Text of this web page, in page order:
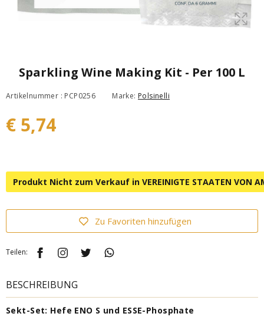
Sparkling Wine Making Kit - Per 100 L
Artikelnummer : PCP0256 Marke: Polsinelli
€ 5,74
Produkt Nicht zum Verkauf in VEREINIGTE STAATEN VON
Zu Favoriten hinzufügen
Teilen:
BESCHREIBUNG
Sekt-Set: Hefe ENO S und ESSE-Phosphate